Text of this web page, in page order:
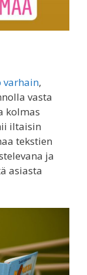
varhain,
vasta
kolmas
iltaisin
tekstien
ja
asiasta